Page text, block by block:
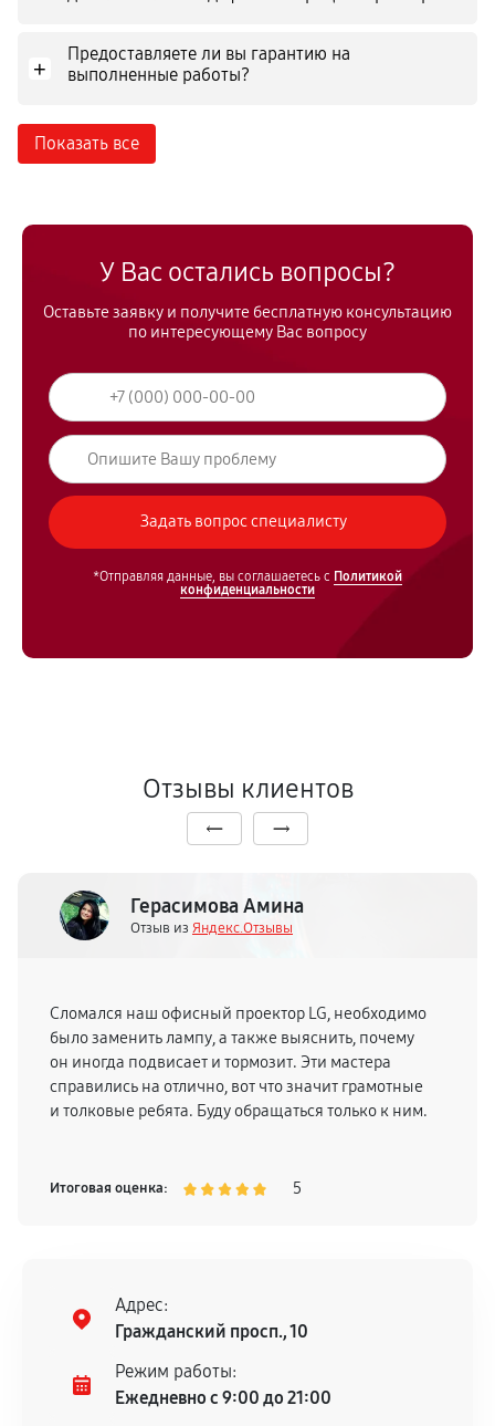
+
Предоставляете ли вы гарантию на
выполненные работы?
Показать все
У Вас остались вопросы?
Оставьте заявку и получите бесплатную консультацию
по интересующему Вас вопросу
*Отправляя данные, вы соглашаетесь с Политикой
конфиденциальности
Отзывы клиентов
Герасимова Амина
Отзыв из Яндекс.Отзывы
Сломался наш офисный проектор LG, необходимо
было заменить лампу, а также выяснить, почему
он иногда подвисает и тормозит. Эти мастера
справились на отлично, вот что значит грамотные
и толковые ребята. Буду обращаться только к ним.
Итоговая оценка: 5
Адрес:
Гражданский просп., 10
Режим работы:
Ежедневно с 9:00 до 21:00